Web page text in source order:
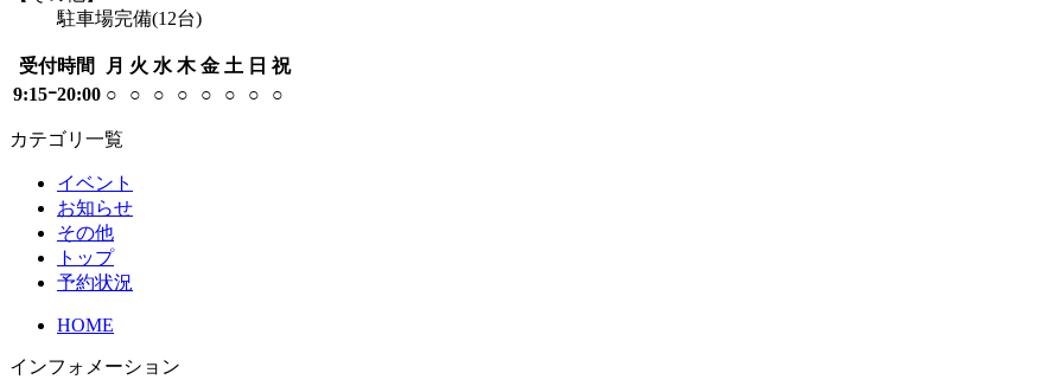
駐車場完備(12台)
受付時間 月 火 水 木 金 土 日 祝
9:15ｰ20:00 ○ ○ ○ ○ ○ ○ ○ ○
カテゴリ一覧
イベント
お知らせ
その他
トップ
予約状況
HOME
インフォメーション